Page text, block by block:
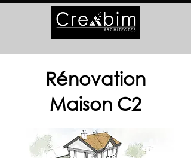
Rénovation
Maison C2